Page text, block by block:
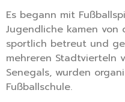
Es begann mit
Jugendliche kamen
sportlich betreut und
mehreren Stadtvierteln
Senegals, wurden
Fußballschule.